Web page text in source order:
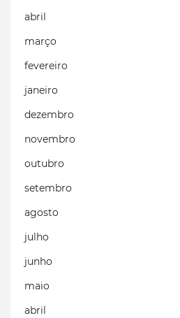
abril
março
fevereiro
janeiro
dezembro
novembro
outubro
setembro
agosto
julho
junho
maio
abril